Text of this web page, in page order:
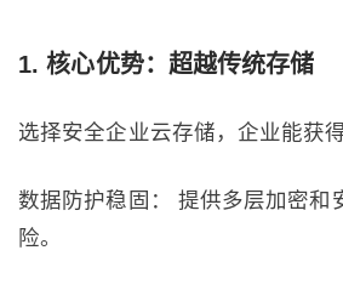
1. 核心优势：超越传统存储
选择安全企业云存储，企业能获
数据防护稳固： 提供多层加密和
险。